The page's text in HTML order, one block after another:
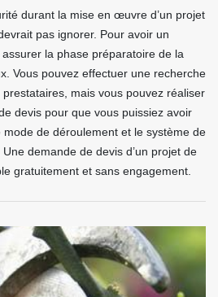
durant la mise en œuvre d’un projet
pas ignorer. Pour avoir un
la phase préparatoire de la
Vous pouvez effectuer une recherche
mais vous pouvez réaliser
devis pour que vous puissiez avoir
de déroulement et le système de
demande de devis d’un projet de
gratuitement et sans engagement.